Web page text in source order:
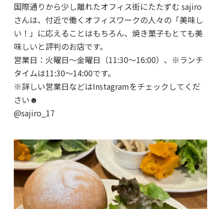
国際通りから少し離れたオフィス街にたたずむ sajiro
さんは、付近で働くオフィスワークの人々の「美味し
い！」に応えることはもちろん、焼き菓子もとても美
味しいと評判のお店です。
営業日：火曜日～金曜日（11:30～16:00）、※ランチ
タイムは11:30～14:00です。
※詳しい営業日などはInstagramをチェックしてくだ
さい☻
@sajiro_17